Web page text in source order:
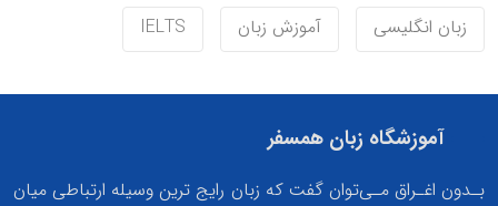
زبان انگلیسی آموزش زبان IELTS
آموزشگاه زبان همسفر
بـدون اغـراق مـی‌توان گفت که زبان رایج ترین وسیله ارتباطی میان